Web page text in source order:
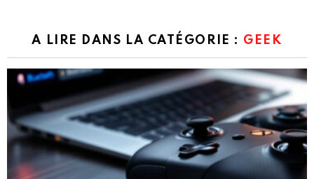
A LIRE DANS LA CATÉGORIE : GEEK